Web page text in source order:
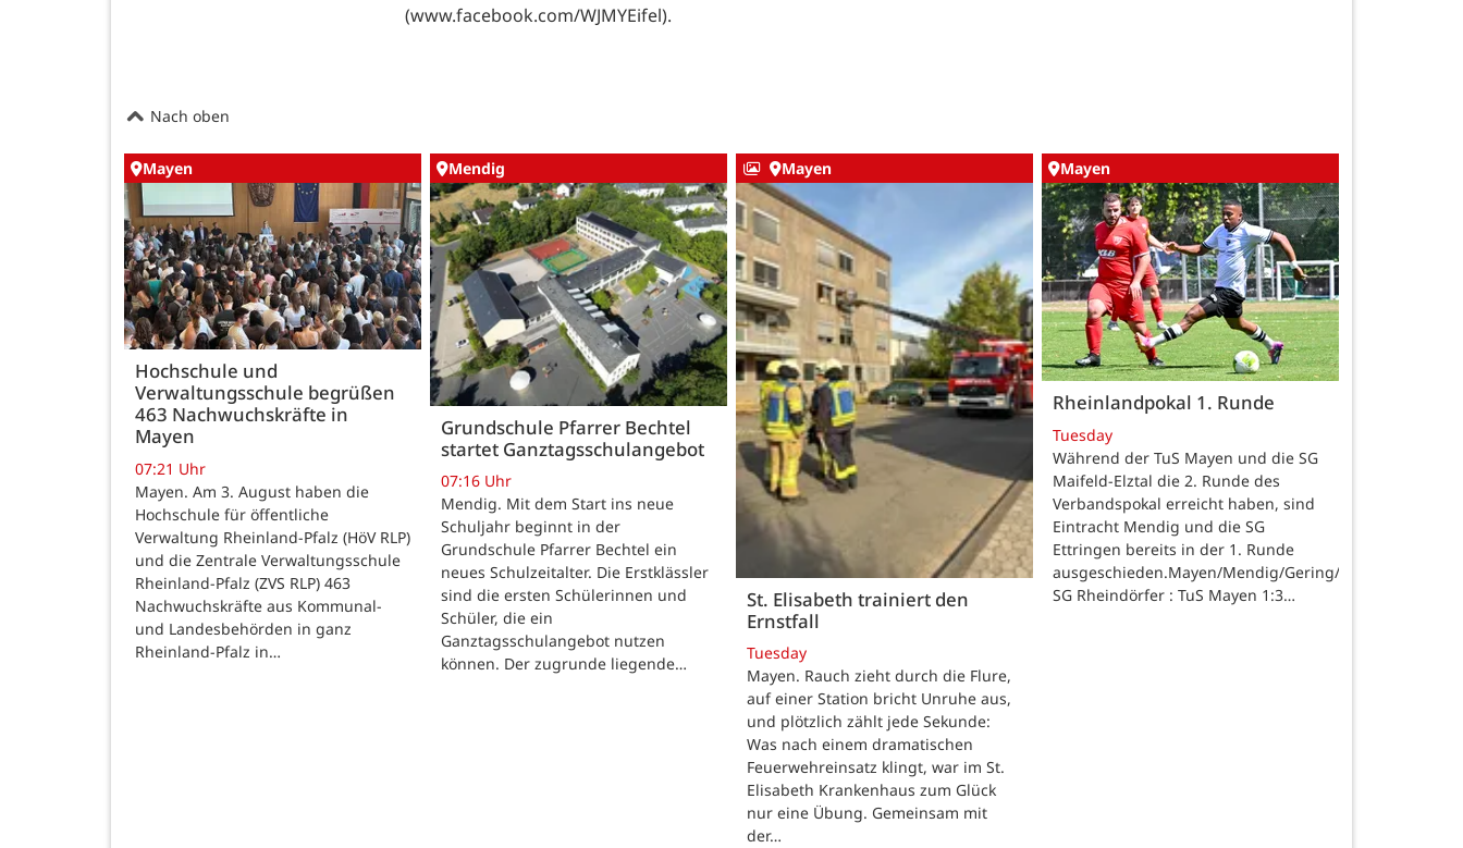
(www.facebook.com/WJMYEifel).
Nach oben
Mayen
Hochschule und
Verwaltungsschule begrüßen
463 Nachwuchskräfte in
Mayen
07:21 Uhr
Mayen. Am 3. August haben die
Hochschule für öffentliche
Verwaltung Rheinland-Pfalz (HöV RLP)
und die Zentrale Verwaltungsschule
Rheinland-Pfalz (ZVS RLP) 463
Nachwuchskräfte aus Kommunal-
und Landesbehörden in ganz
Rheinland-Pfalz in…
Mendig
Grundschule Pfarrer Bechtel
startet Ganztagsschulangebot
07:16 Uhr
Mendig. Mit dem Start ins neue
Schuljahr beginnt in der
Grundschule Pfarrer Bechtel ein
neues Schulzeitalter. Die Erstklässler
sind die ersten Schülerinnen und
Schüler, die ein
Ganztagsschulangebot nutzen
können. Der zugrunde liegende…
Mayen
St. Elisabeth trainiert den
Ernstfall
Tuesday
Mayen. Rauch zieht durch die Flure,
auf einer Station bricht Unruhe aus,
und plötzlich zählt jede Sekunde:
Was nach einem dramatischen
Feuerwehreinsatz klingt, war im St.
Elisabeth Krankenhaus zum Glück
nur eine Übung. Gemeinsam mit
der…
Mayen
Rheinlandpokal 1. Runde
Tuesday
Während der TuS Mayen und die SG
Maifeld-Elztal die 2. Runde des
Verbandspokal erreicht haben, sind
Eintracht Mendig und die SG
Ettringen bereits in der 1. Runde
ausgeschieden.Mayen/Mendig/Gering/Ettringen.
SG Rheindörfer : TuS Mayen 1:3…